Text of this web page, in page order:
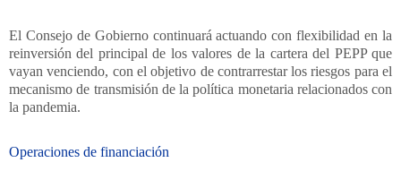
El Consejo de Gobierno continuará actuando con flexibilidad en la
reinversión del principal de los valores de la cartera del PEPP que
vayan venciendo, con el objetivo de contrarrestar los riesgos para el
mecanismo de transmisión de la política monetaria relacionados con
la pandemia.
Operaciones de financiación